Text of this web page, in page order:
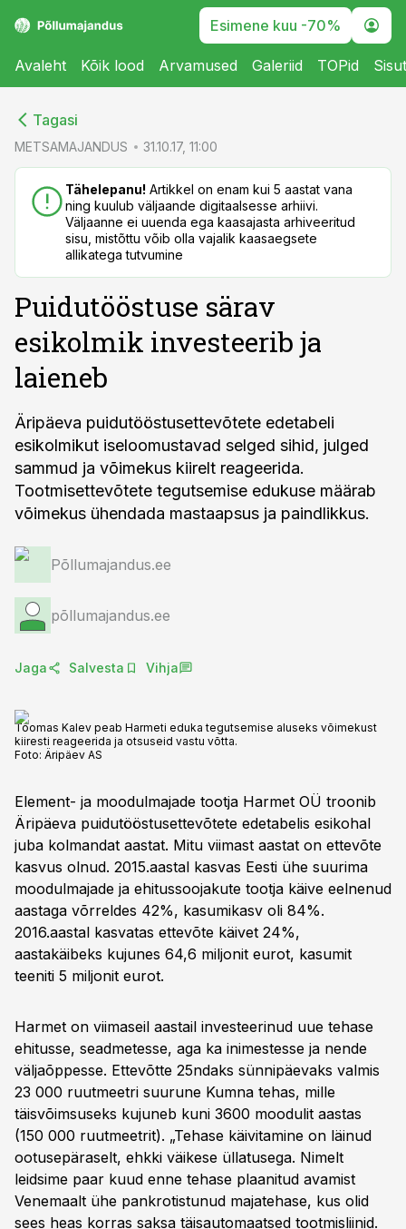
Esimene kuu -70%
Avaleht Kõik lood Arvamused Galeriid TOPid
Tagasi
METSAMAJANDUS 31.10.17, 11:00
Tähelepanu! Artikkel on enam kui 5 aastat vana
ning kuulub väljaande digitaalsesse arhiivi.
Väljaanne ei uuenda ega kaasajasta arhiveeritud
sisu, mistõttu võib olla vajalik kaasaegsete
allikatega tutvumine
Puidutööstuse särav
esikolmik investeerib ja
laieneb
Äripäeva puidutööstusettevõtete edetabeli
esikolmikut iseloomustavad selged sihid, julged
sammud ja võimekus kiirelt reageerida.
Tootmisettevõtete tegutsemise edukuse määrab
võimekus ühendada mastaapsus ja paindlikkus.
Põllumajandus.ee
põllumajandus.ee
Jaga Salvesta Vihja
Toomas Kalev peab Harmeti eduka tegutsemise aluseks võimekust
kiiresti reageerida ja otsuseid vastu võtta.
Foto: Äripäev AS
Element- ja moodulmajade tootja Harmet OÜ troonib
Äripäeva puidutööstusettevõtete edetabelis esikohal
juba kolmandat aastat. Mitu viimast aastat on ettevõte
kasvus olnud. 2015.aastal kasvas Eesti ühe suurima
moodulmajade ja ehitussoojakute tootja käive eelnenud
aastaga võrreldes 42%, kasumikasv oli 84%.
2016.aastal kasvatas ettevõte käivet 24%,
aastakäibeks kujunes 64,6 miljonit eurot, kasumit
teeniti 5 miljonit eurot.
Harmet on viimaseil aastail investeerinud uue tehase
ehitusse, seadmetesse, aga ka inimestesse ja nende
väljaõppesse. Ettevõtte 25ndaks sünnipäevaks valmis
23 000 ruutmeetri suurune Kumna tehas, mille
täisvõimsuseks kujuneb kuni 3600 moodulit aastas
(150 000 ruutmeetrit). „Tehase käivitamine on läinud
ootusepäraselt, ehkki väikese üllatusega. Nimelt
leidsime paar kuud enne tehase plaanitud avamist
Venemaalt ühe pankrotistunud majatehase, kus olid
sees heas korras saksa täisautomaatsed tootmisliinid.